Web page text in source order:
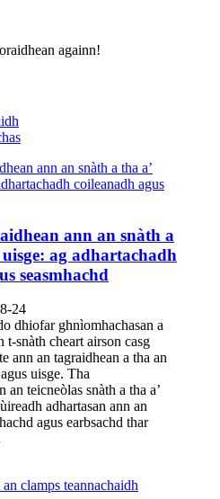
againn!
ann an snàth a
ag adhartachadh
seasmhachd
24
dhiofar ghnìomhachasan a
t-snàth cheart airson casg
ann an tagraidhean a tha an
uisge. Tha
an teicneòlas snàth a tha a’
adhartasan ann an
agus earbsachd thar